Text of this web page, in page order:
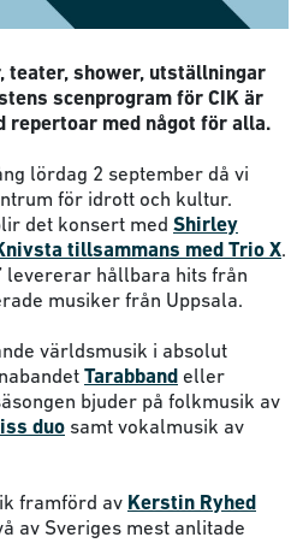
teater, shower, utställningar
scenprogram för CIK är
repertoar med något för alla.
lördag 2 september då vi
för idrott och kultur.
det konsert med Shirley
tillsammans med Trio X.
levererar hållbara hits från
musiker från Uppsala.
världsmusik i absolut
Tarabband eller
bjuder på folkmusik av
duo samt vokalmusik av
framförd av Kerstin Ryhed
av Sveriges mest anlitade